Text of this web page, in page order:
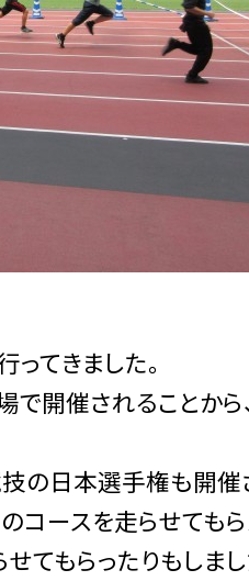
てきました。
開催されることから
の日本選手権も開催
コースを走らせても
てもらったりもしま